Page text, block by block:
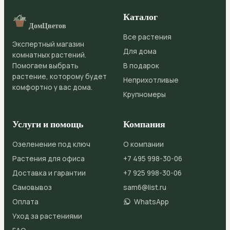
ДомЦветов
Экспертный магазин
комнатных растений.
Помогаем выбрать
растение, которому будет
комфортно у вас дома.
Каталог
Все растения
Для дома
В подарок
Неприхотливые
Крупномеры
Услуги и помощь
Озеленение под ключ
Растения для офиса
Доставка и гарантии
Самовывоз
Оплата
Уход за растениями
Компания
О компании
+7 495 998-30-06
+7 925 998-30-06
sam6@list.ru
WhatsApp